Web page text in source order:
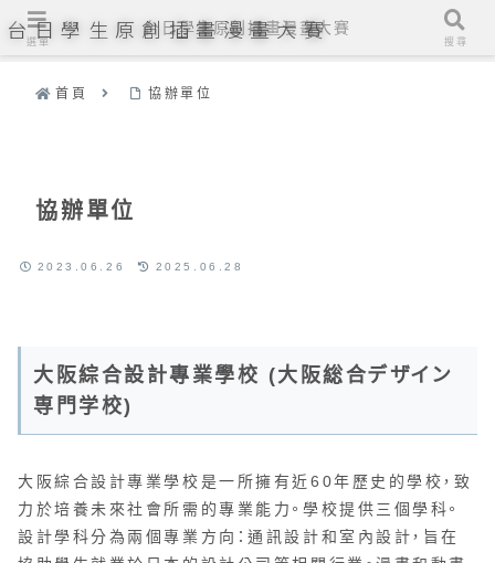
台日學生原創插畫漫畫大賽
首頁 協辦單位
協辦單位
2023.06.26 2025.06.28
大阪綜合設計專業學校 (大阪総合デザイン
専門学校)
大阪綜合設計專業學校是一所擁有近60年歷史的學校，致
力於培養未來社會所需的專業能力。學校提供三個學科。
設計學科分為兩個專業方向：通訊設計和室內設計，旨在
選單
台日學生原創插畫漫畫大賽
搜尋